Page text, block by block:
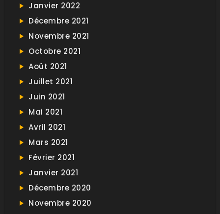
Janvier 2022
Décembre 2021
Novembre 2021
Octobre 2021
Août 2021
Juillet 2021
Juin 2021
Mai 2021
Avril 2021
Mars 2021
Février 2021
Janvier 2021
Décembre 2020
Novembre 2020